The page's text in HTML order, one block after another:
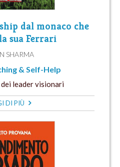
dal monaco che
sua Ferrari
SHARMA
& Self-Help
leader visionari
DI PIÙ